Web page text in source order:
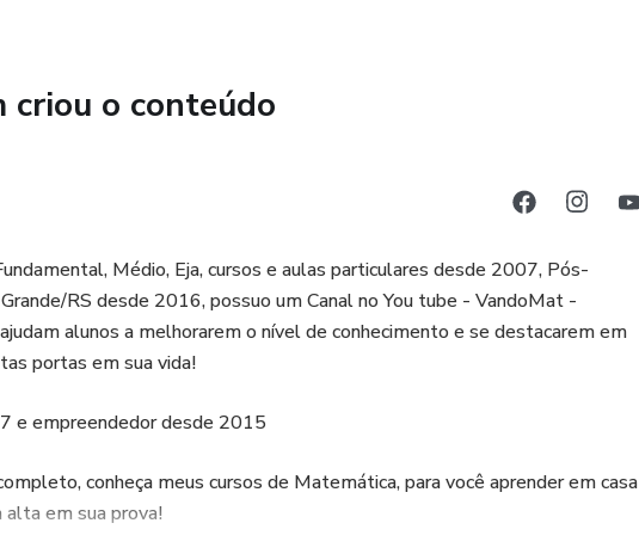
criou o conteúdo
Médio, Eja, cursos e aulas particulares desde 2007, Pós-
RS desde 2016, possuo um Canal no You tube - VandoMat -
alunos a melhorarem o nível de conhecimento e se destacarem em
portas em sua vida!
e empreendedor desde 2015
conheça meus cursos de Matemática, para você aprender em casa
alta em sua prova!